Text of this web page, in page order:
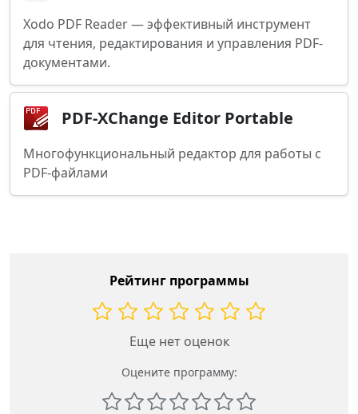
Xodo PDF Reader — эффективный инструмент
для чтения, редактирования и управления PDF-
документами.
PDF-XChange Editor Portable
Многофункциональный редактор для работы с
PDF-файлами
Рейтинг программы
Еще нет оценок
Оцените программу: